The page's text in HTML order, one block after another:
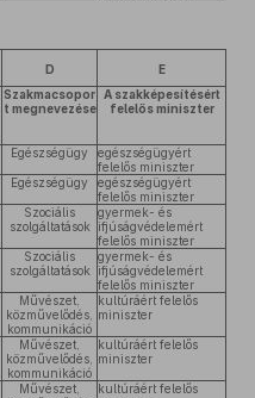
D
E
Szakmacsopor
t megnevezése
A szakképesítésért
felelős miniszter
Egészségügy
egészségügyért
felelős miniszter
Egészségügy
egészségügyért
felelős miniszter
Szociális
szolgáltatások
gyermek- és
ifjúságvédelemért
felelős miniszter
Szociális
szolgáltatások
gyermek- és
ifjúságvédelemért
felelős miniszter
Művészet,
közművelődés,
kommunikáció
kultúráért felelős
miniszter
Művészet,
közművelődés,
kommunikáció
kultúráért felelős
miniszter
Művészet,
kultúráért felelős